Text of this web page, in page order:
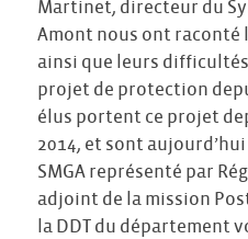
Martinet, directeur du
Amont nous ont raconté
ainsi que leurs
projet de protection
élus portent ce projet
2014, et sont
SMGA représenté par
adjoint de la mission
la DDT du département